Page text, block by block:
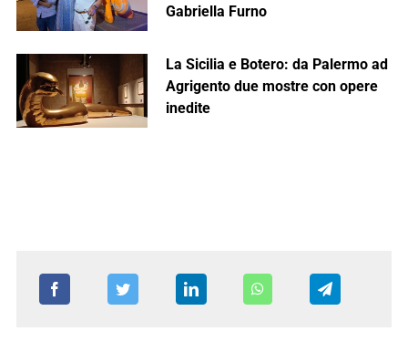
Gabriella Furno
La Sicilia e Botero: da Palermo ad
Agrigento due mostre con opere
inedite